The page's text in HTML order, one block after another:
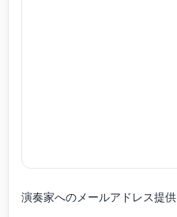
演奏家へのメールアドレス提供